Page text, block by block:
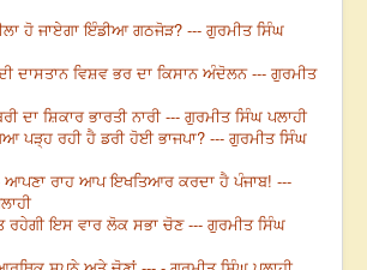
ਹੋ ਜਾਏਗਾ ਇੰਡੀਆ ਗਠਜੋੜ? --- ਗੁਰਮੀਤ ਸਿੰਘ
ਦਾਸਤਾਨ ਵਿਸ਼ਵ ਭਰ ਦਾ ਕਿਸਾਨ ਅੰਦੋਲਨ --- ਗੁਰਮੀਤ
ਦਾ ਸ਼ਿਕਾਰ ਭਾਰਤੀ ਨਾਰੀ --- ਗੁਰਮੀਤ ਸਿੰਘ ਪਲਾਹੀ
ਪੜ੍ਹ ਰਹੀ ਹੈ ਡਰੀ ਹੋਈ ਭਾਜਪਾ? --- ਗੁਰਮੀਤ ਸਿੰਘ
ਆਪਣਾ ਰਾਹ ਆਪ ਇਖਤਿਆਰ ਕਰਦਾ ਹੈ ਪੰਜਾਬ! ---
ਰਹੇਗੀ ਇਸ ਵਾਰ ਲੋਕ ਸਭਾ ਚੋਣ --- ਗੁਰਮੀਤ ਸਿੰਘ